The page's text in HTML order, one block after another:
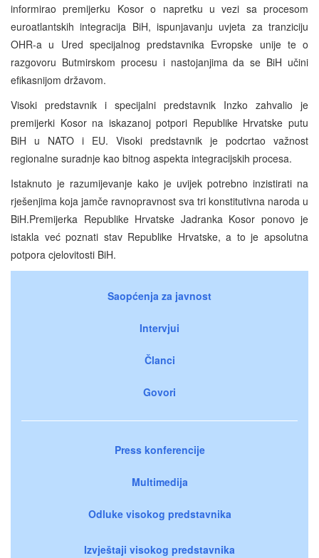
informirao premijerku Kosor o napretku u vezi sa procesom
euroatlantskih integracija BiH, ispunjavanju uvjeta za tranziciju
OHR-a u Ured specijalnog predstavnika Evropske unije te o
razgovoru Butmirskom procesu i nastojanjima da se BiH učini
efikasnijom državom.
Visoki predstavnik i specijalni predstavnik Inzko zahvalio je
premijerki Kosor na iskazanoj potpori Republike Hrvatske putu
BiH u NATO i EU. Visoki predstavnik je podcrtao važnost
regionalne suradnje kao bitnog aspekta integracijskih procesa.
Istaknuto je razumijevanje kako je uvijek potrebno inzistirati na
rješenjima koja jamče ravnopravnost sva tri konstitutivna naroda u
BiH.Premijerka Republike Hrvatske Jadranka Kosor ponovo je
istakla već poznati stav Republike Hrvatske, a to je apsolutna
potpora cjelovitosti BiH.
Saopćenja za javnost
Intervjui
Članci
Govori
Press konferencije
Multimedija
Odluke visokog predstavnika
Izvještaji visokog predstavnika